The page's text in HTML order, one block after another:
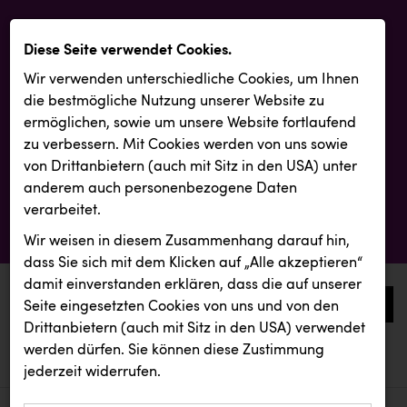
0
aktuelle aussendungen
aktuelle aussendungen
Diese Seite verwendet Cookies.
Wir verwenden unterschiedliche Cookies, um Ihnen
die best­mögliche Nutzung unserer Website zu
ermöglichen, sowie um unsere Website fortlaufend
zu verbessern. Mit Cookies werden von uns sowie
von Drittanbietern (auch mit Sitz in den USA) unter
anderem auch personenbezogene Daten
verarbeitet.
Wir weisen in diesem Zusammenhang darauf hin,
dass Sie sich mit dem Klicken auf „Alle akzeptieren“
damit ein­ver­standen erklären, dass die auf unserer
Seite eingesetzten Cookies von uns und von den
Drittanbietern (auch mit Sitz in den USA) verwendet
werden dürfen. Sie können diese Zustimmung
jederzeit widerrufen.